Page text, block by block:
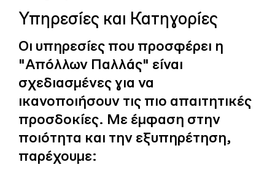
Υπηρεσίες και Κατηγορίες
Οι υπηρεσίες που προσφέρει η
"Απόλλων Παλλάς" είναι
σχεδιασμένες για να
ικανοποιήσουν τις πιο απαιτητικές
προσδοκίες. Με έμφαση στην
ποιότητα και την εξυπηρέτηση,
παρέχουμε: